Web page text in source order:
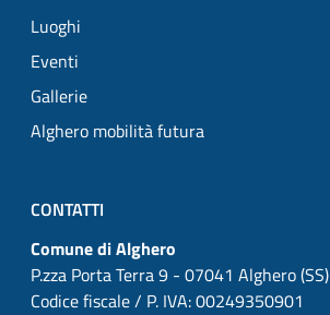
Luoghi
Eventi
Gallerie
Alghero mobilità futura
CONTATTI
Comune di Alghero
P.zza Porta Terra 9 - 07041 Alghero (SS)
Codice fiscale / P. IVA: 00249350901